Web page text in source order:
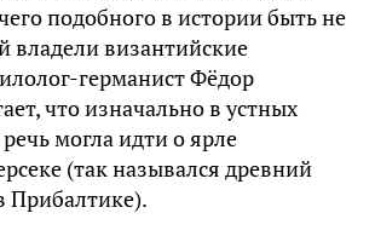
подобного в истории быть не
владели византийские
германист Фёдор
что изначально в устных
могла идти о ярле
(так назывался древний
Прибалтике).